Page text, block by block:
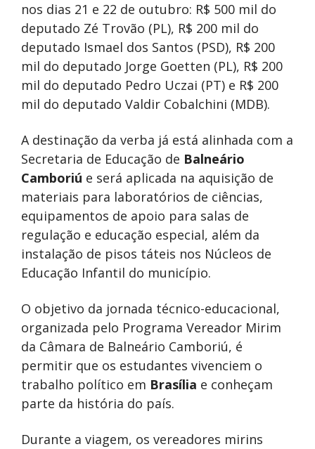
nos dias 21 e 22 de outubro: R$ 500 mil do
deputado Zé Trovão (PL), R$ 200 mil do
deputado Ismael dos Santos (PSD), R$ 200
mil do deputado Jorge Goetten (PL), R$ 200
mil do deputado Pedro Uczai (PT) e R$ 200
mil do deputado Valdir Cobalchini (MDB).
A destinação da verba já está alinhada com a
Secretaria de Educação de Balneário
Camboriú e será aplicada na aquisição de
materiais para laboratórios de ciências,
equipamentos de apoio para salas de
regulação e educação especial, além da
instalação de pisos táteis nos Núcleos de
Educação Infantil do município.
O objetivo da jornada técnico-educacional,
organizada pelo Programa Vereador Mirim
da Câmara de Balneário Camboriú, é
permitir que os estudantes vivenciem o
trabalho político em Brasília e conheçam
parte da história do país.
Durante a viagem, os vereadores mirins